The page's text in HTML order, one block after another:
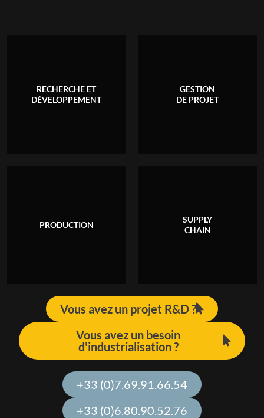
RECHERCHE ET
DÉVELOPPEMENT
GESTION
DE PROJET
PRODUCTION
SUPPLY
CHAIN
Vous avez un projet R&D ?
Vous avez un besoin
d'industrialisation ?
+33 (0)7.69.91.66.54
+33 (0)6.80.90.52.76